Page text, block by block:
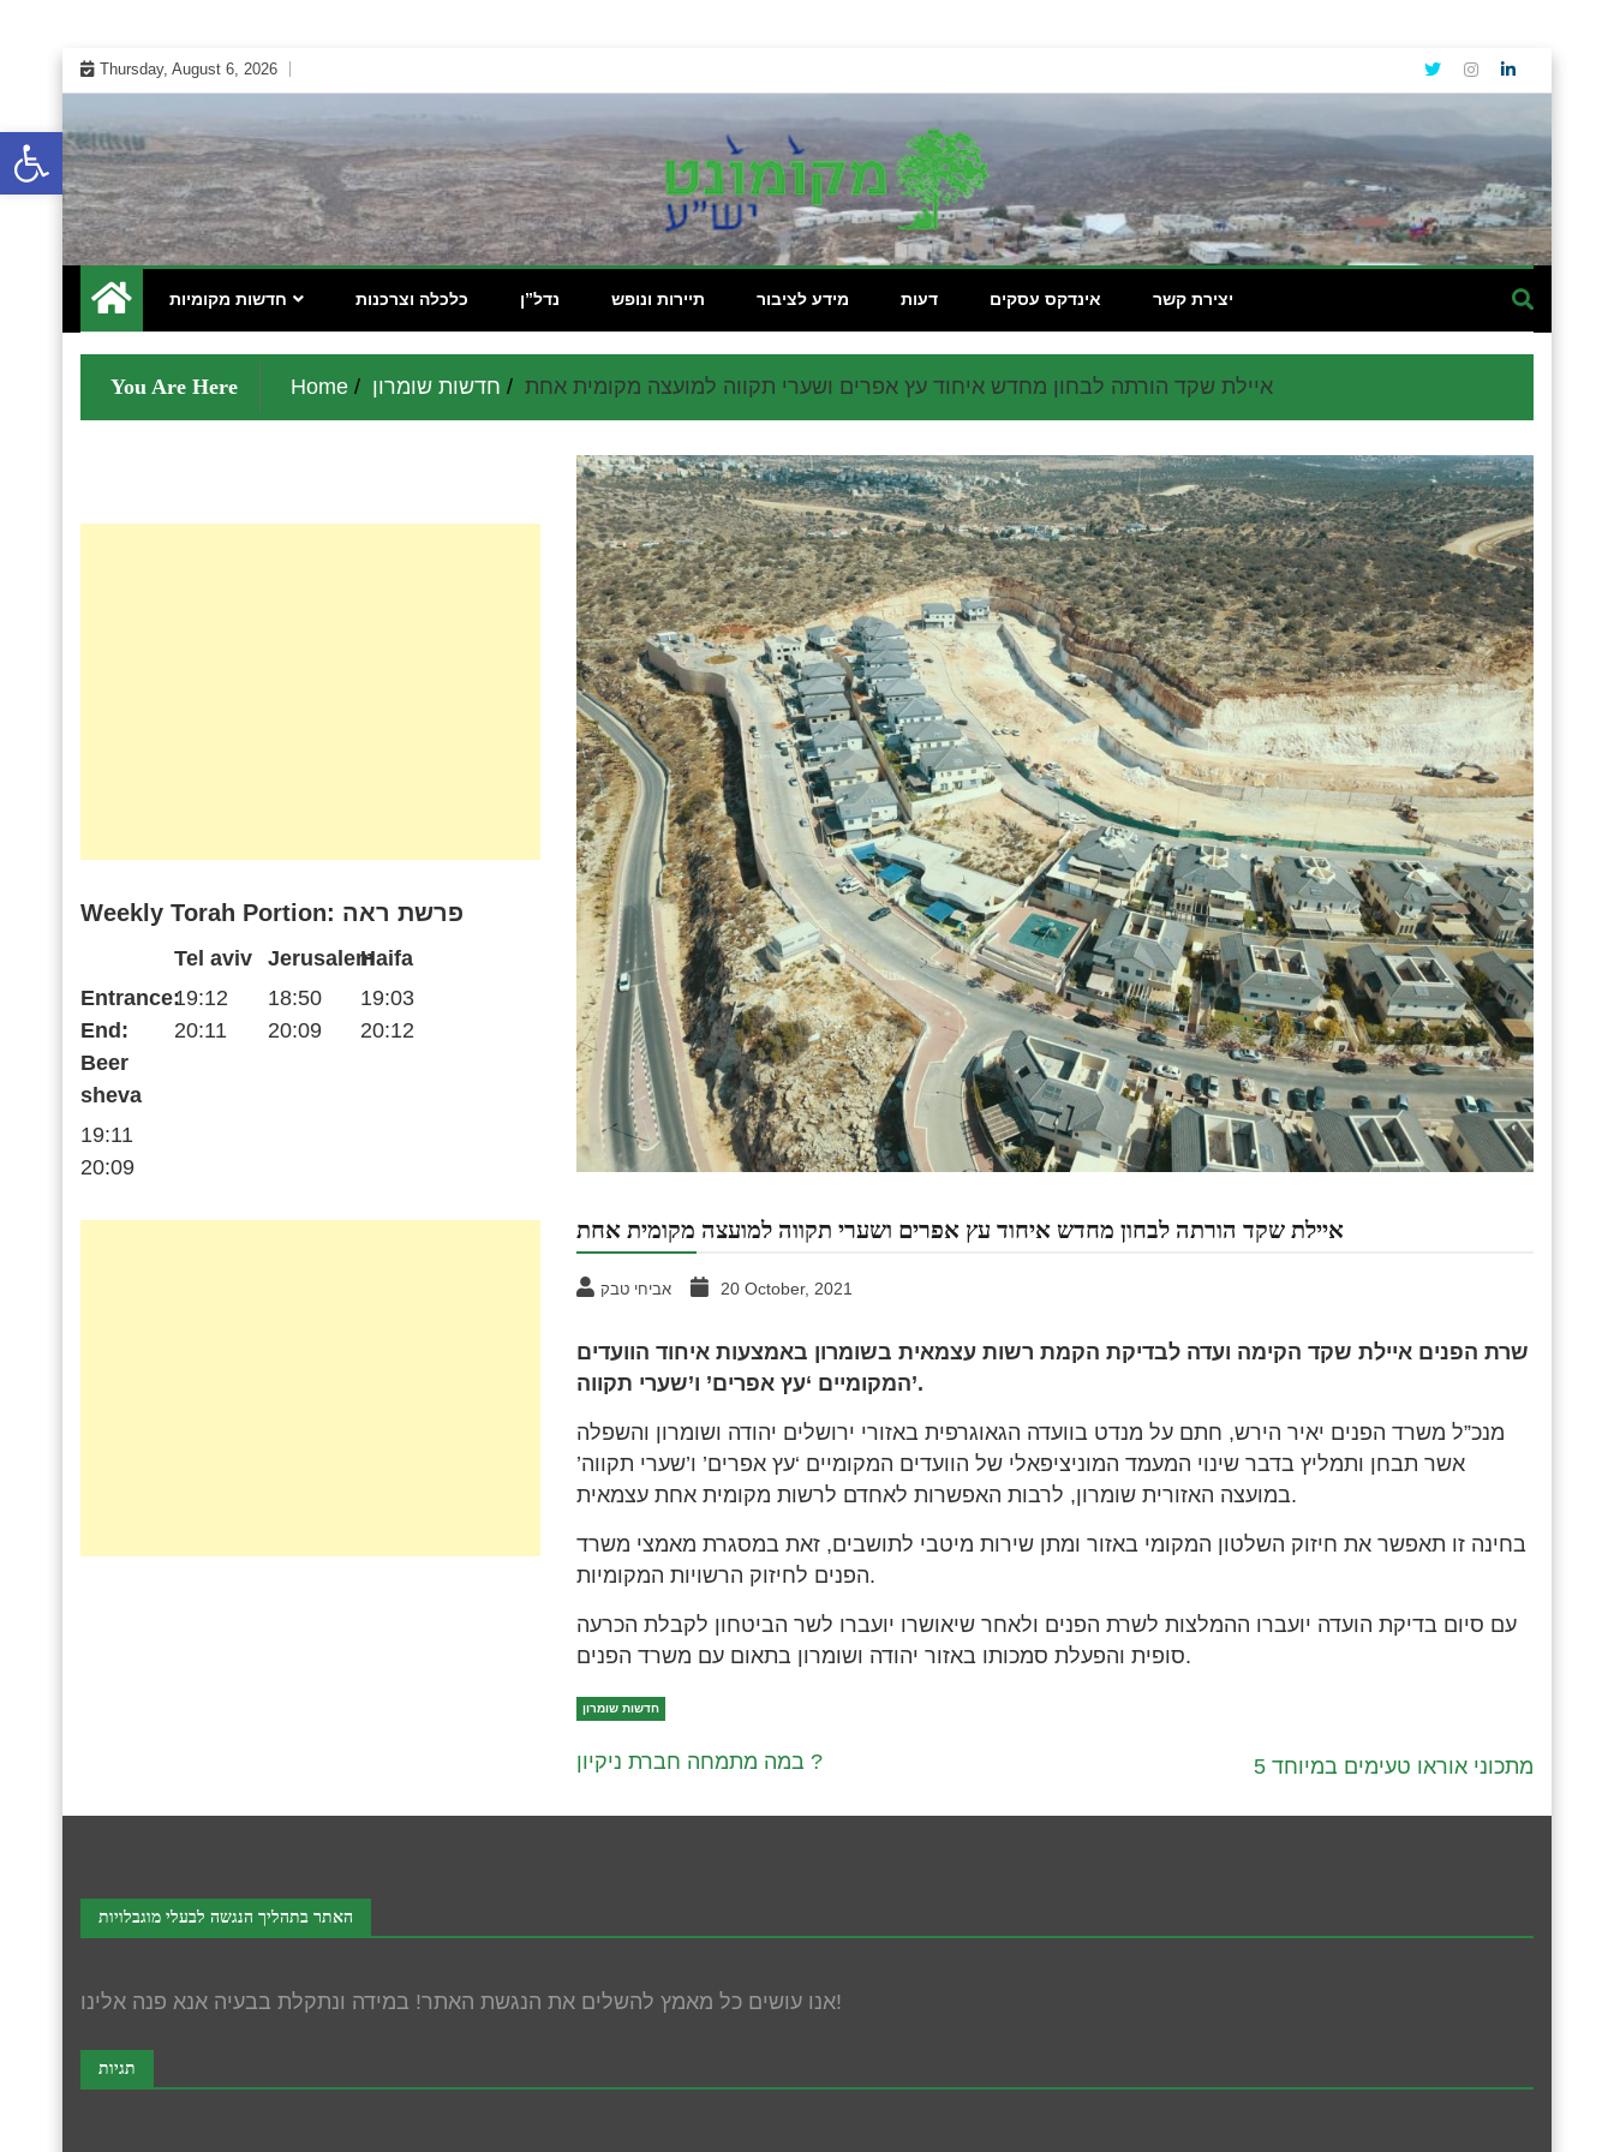
Open toolbar
Skip
to
content
Thursday, August 6, 2026
מקומונט הישובים ביו"ש
מקומון אינטרנטי לתושבי השומרון בנימין גוש עציון והר חברון
חדשות מקומיות כלכלה וצרכנות נדל”ן תיירות ונופש מידע לציבור דעות אינדקס עסקים יצירת קשר
You Are Here Home חדשות שומרון איילת שקד הורתה לבחון מחדש איחוד עץ אפרים ושערי תקווה למועצה מקומית אחת
איילת שקד הורתה לבחון מחדש איחוד עץ אפרים ושערי תקווה למועצה מקומית אחת
אביחי טבק 20 October, 2021
שרת הפנים איילת שקד הקימה ועדה לבדיקת הקמת רשות עצמאית בשומרון באמצעות איחוד הוועדים
המקומיים ‘עץ אפרים’ ו’שערי תקווה’.
מנכ”ל משרד הפנים יאיר הירש, חתם על מנדט בוועדה הגאוגרפית באזורי ירושלים יהודה ושומרון והשפלה
אשר תבחן ותמליץ בדבר שינוי המעמד המוניציפאלי של הוועדים המקומיים ‘עץ אפרים’ ו’שערי תקווה’
במועצה האזורית שומרון, לרבות האפשרות לאחדם לרשות מקומית אחת עצמאית.
בחינה זו תאפשר את חיזוק השלטון המקומי באזור ומתן שירות מיטבי לתושבים, זאת במסגרת מאמצי משרד
הפנים לחיזוק הרשויות המקומיות.
עם סיום בדיקת הועדה יועברו ההמלצות לשרת הפנים ולאחר שיאושרו יועברו לשר הביטחון לקבלת הכרעה
סופית והפעלת סמכותו באזור יהודה ושומרון בתאום עם משרד הפנים.
חדשות שומרון
במה מתמחה חברת ניקיון ? 5 מתכוני אוראו טעימים במיוחד
Weekly Torah Portion: פרשת ראה
Entrance:
End:
Tel aviv
19:12
20:11
Jerusalem
18:50
20:09
Haifa
19:03
20:12
Beer
sheva
19:11
20:09
האתר בתהליך הנגשה לבעלי מוגבלויות
אנו עושים כל מאמץ להשלים את הנגשת האתר! במידה ונתקלת בבעיה אנא פנה אלינו!
תגיות